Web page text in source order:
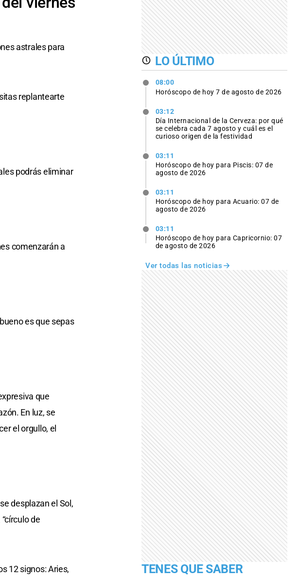
astrales para
replantearte
podrás eliminar
comenzarán a
es que sepas
que
En luz, se
el orgullo, el
desplazan el Sol,
de
12 signos: Aries,
LO ÚLTIMO
08:00
Horóscopo de hoy 7 de agosto de 2026
03:12
Día Internacional de la Cerveza: por qué
se celebra cada 7 agosto y cuál es el
curioso origen de la festividad
03:11
Horóscopo de hoy para Piscis: 07 de
agosto de 2026
03:11
Horóscopo de hoy para Acuario: 07 de
agosto de 2026
03:11
Horóscopo de hoy para Capricornio: 07
de agosto de 2026
Ver todas las noticias
TENES QUE SABER